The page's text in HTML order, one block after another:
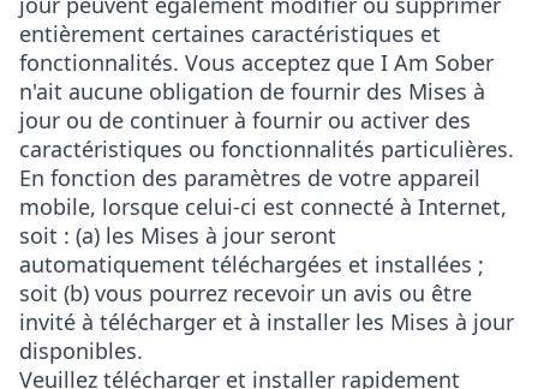
entièrement certaines caractéristiques et
fonctionnalités. Vous acceptez que I Am Sober
n'ait aucune obligation de fournir des Mises à
jour ou de continuer à fournir ou activer des
caractéristiques ou fonctionnalités particulières.
En fonction des paramètres de votre appareil
mobile, lorsque celui-ci est connecté à Internet,
soit : (a) les Mises à jour seront
automatiquement téléchargées et installées ;
soit (b) vous pourrez recevoir un avis ou être
invité à télécharger et à installer les Mises à jour
disponibles.
Veuillez télécharger et installer rapidement